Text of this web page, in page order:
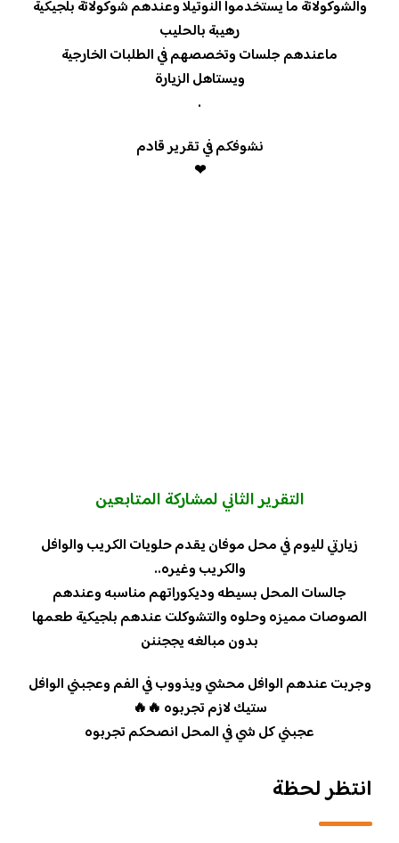
والشوكولاتة ما يستخدموا النوتيلا وعندهم شوكولاتة بلجيكية
رهيبة بالحليب
ماعندهم جلسات وتخصصهم في الطلبات الخارجية
ويستاهل الزيارة
.
نشوفكم في تقرير قادم
❤
التقرير الثاني لمشاركة المتابعين
زيارتي لليوم في محل موفان يقدم حلويات الكريب والوافل
والكريب وغيره..
جالسات المحل بسيطه وديكوراتهم مناسبه وعندهم
الصوصات مميزه وحلوه والتشوكلت عندهم بلجيكية طعمها
بدون مبالغه يججننن
وجربت عندهم الوافل محشي ويذووب في الفم وعجبني الوافل
ستيك لازم تجربوه 🔥🔥
عجبني كل شي في المحل انصحكم تجربوه
انتظر لحظة